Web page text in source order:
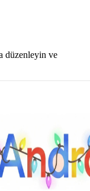
düzenleyin ve